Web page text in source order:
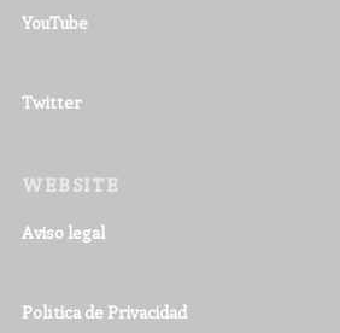
YouTube
Twitter
WEBSITE
Aviso legal
Política de Privacidad